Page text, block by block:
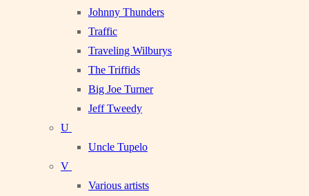
Johnny Thunders
Traffic
Traveling Wilburys
The Triffids
Big Joe Turner
Jeff Tweedy
U
Uncle Tupelo
V
Various artists